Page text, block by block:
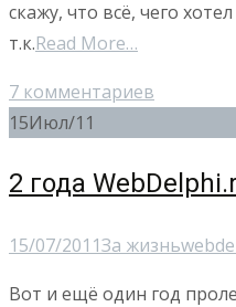
скажу, что всё, чего
т.к.Read More…
7 комментариев
15Июл/11
2 года
15/07/2011За жизнь
Вот и ещё один год